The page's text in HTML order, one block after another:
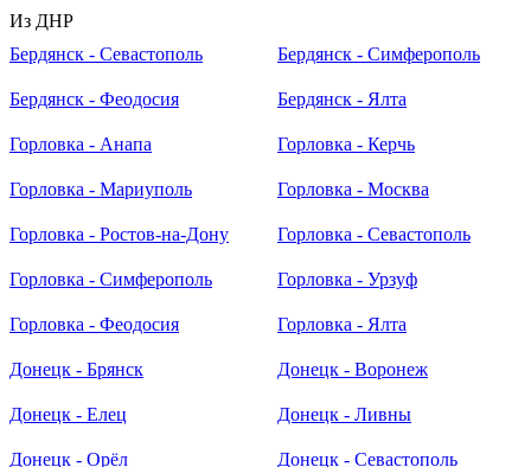
Из ДНР
Бердянск - Севастополь
Бердянск - Симферополь
Бердянск - Феодосия Бердянск - Ялта
Горловка - Анапа Горловка - Керчь
Горловка - Мариуполь Горловка - Москва
Горловка - Ростов-на-Дону Горловка - Севастополь
Горловка - Симферополь Горловка - Урзуф
Горловка - Феодосия Горловка - Ялта
Донецк - Брянск Донецк - Воронеж
Донецк - Елец Донецк - Ливны
Донецк - Орёл Донецк - Севастополь